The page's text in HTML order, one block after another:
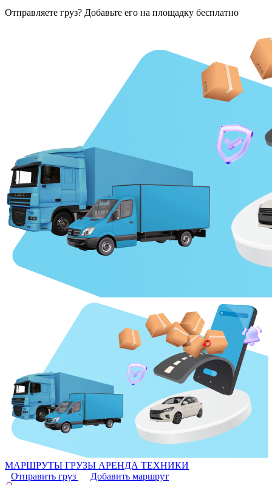
Отправляете груз? Добавьте его на площадку бесплатно
МАРШРУТЫ ГРУЗЫ АРЕНДА ТЕХНИКИ
Отправить груз
Добавить маршрут